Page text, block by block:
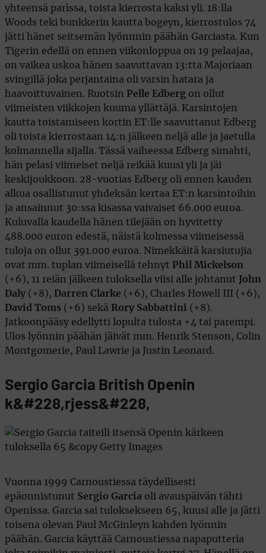
yhteensä parìssa, toista kierrosta kaksi yli. 18:lla
Woods teki bunkkerin kautta bogeyn, kierrostulos 74
jätti hänet seitsemän lyönnnin päähän Garciasta. Kun
Tigerin edellä on ennen viikonloppua on 19 pelaajaa,
on vaikea uskoa hänen saavuttavan 13:tta Majoriaan
svingillä joka perjantaina oli varsin hatara ja
haavoittuvainen. Ruotsin
Pelle Edberg on ollut
viimeisten viikkojen kuuma yllättäjä. Karsintojen
kautta toistamiseen kortin ET:lle saavuttanut Edberg
oli toista kierrostaan 14:n jälkeen neljä alle ja jaetulla
kolmannella sijalla. Tässä vaiheessa Edberg simahti,
hän pelasi viimeiset neljä reikää kuusi yli ja jäi
keskijoukkoon. 28-vuotias Edberg oli ennen kauden
alkua osallistunut yhdeksän kertaa ET:n karsintoihin
ja ansainnut 30:ssa kisassa vaivaiset 66.000 euroa.
Kuluvalla kaudella hänen tilejään on hyvitetty
488.000 euron edestä, näistä kolmessa viimeisessä
tuloja on ollut 391.000 euroa. Nimekkäitä karsiutujia
ovat mm. tuplan viimeisellä tehnyt Phil Mickelson
(+6), 11 reiän jälkeen tuloksella viisi alle johtanut
John
Daly (+8), Darren Clarke (+6), Charles Howell III (+6),
David Toms (+6) sekä Rory Sabbattini (+8).
Jatkoonpääsy edellytti lopulta tulosta +4 tai parempi.
Ulos lyönnin päähän jäivät mm. Henrik Stenson, Colin
Montgomerie, Paul Lawrie ja Justin Leonard.
Sergio Garcia British Openin
k&#228,rjess&#228,
Vuonna 1999 Carnoustiessa täydellisesti
epäonnistunut Sergio Garcia oli avauspäivän tähti
Openissa. Garcia sai tuloksekseen 65, kuusi alle ja jätti
toisena olevan Paul McGinleyn kahden lyönnin
päähän. Garcia käyttää Carnoustiessa napaputteria